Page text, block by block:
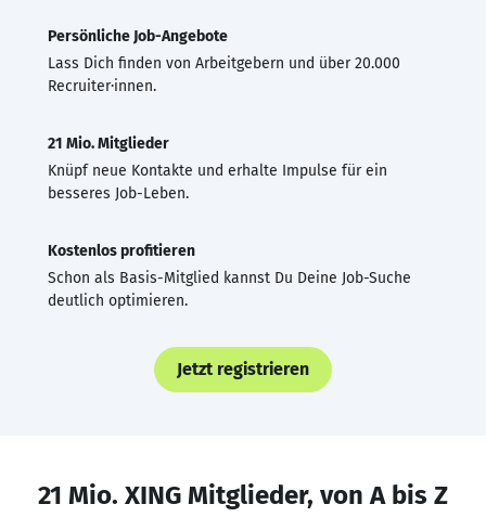
Persönliche Job-Angebote
Lass Dich finden von Arbeitgebern und über 20.000
Recruiter·innen.
21 Mio. Mitglieder
Knüpf neue Kontakte und erhalte Impulse für ein
besseres Job-Leben.
Kostenlos profitieren
Schon als Basis-Mitglied kannst Du Deine Job-Suche
deutlich optimieren.
Jetzt registrieren
21 Mio. XING Mitglieder, von A bis Z